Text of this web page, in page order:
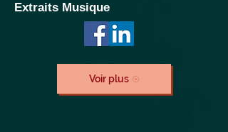
Extraits Musique
Voir plus